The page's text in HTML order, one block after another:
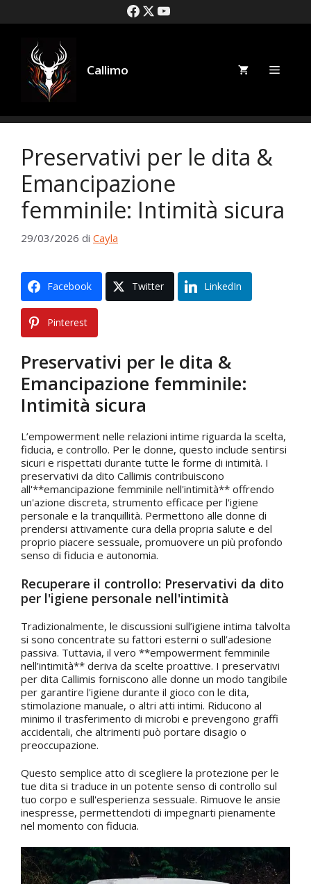
Callimo Menù
Preservativi per le dita &
Emancipazione
femminile: Intimità sicura
29/03/2026 di Cayla
Facebook Twitter LinkedIn
Pinterest
Preservativi per le dita &
Emancipazione femminile:
Intimità sicura
L’empowerment nelle relazioni intime riguarda la scelta,
fiducia, e controllo. Per le donne, questo include sentirsi
sicuri e rispettati durante tutte le forme di intimità. I
preservativi da dito Callimis contribuiscono
all'**emancipazione femminile nell'intimità** offrendo
un'azione discreta, strumento efficace per l'igiene
personale e la tranquillità. Permettono alle donne di
prendersi attivamente cura della propria salute e del
proprio piacere sessuale, promuovere un più profondo
senso di fiducia e autonomia.
Recuperare il controllo: Preservativi da dito
per l'igiene personale nell'intimità
Tradizionalmente, le discussioni sull’igiene intima talvolta
si sono concentrate su fattori esterni o sull’adesione
passiva. Tuttavia, il vero **empowerment femminile
nell’intimità** deriva da scelte proattive. I preservativi
per dita Callimis forniscono alle donne un modo tangibile
per garantire l'igiene durante il gioco con le dita,
stimolazione manuale, o altri atti intimi. Riducono al
minimo il trasferimento di microbi e prevengono graffi
accidentali, che altrimenti può portare disagio o
preoccupazione.
Questo semplice atto di scegliere la protezione per le
tue dita si traduce in un potente senso di controllo sul
tuo corpo e sull'esperienza sessuale. Rimuove le ansie
inespresse, permettendoti di impegnarti pienamente
nel momento con fiducia.